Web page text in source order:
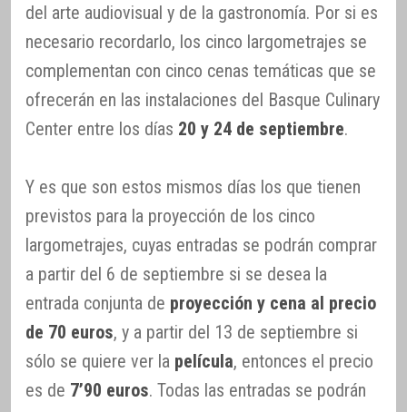
del arte audiovisual y de la gastronomía. Por si es
necesario recordarlo, los cinco largometrajes se
complementan con cinco cenas temáticas que se
ofrecerán en las instalaciones del Basque Culinary
Center entre los días 20 y 24 de septiembre.
Y es que son estos mismos días los que tienen
previstos para la proyección de los cinco
largometrajes, cuyas entradas se podrán comprar
a partir del 6 de septiembre si se desea la
entrada conjunta de proyección y cena al precio
de 70 euros, y a partir del 13 de septiembre si
sólo se quiere ver la película, entonces el precio
es de 7’90 euros. Todas las entradas se podrán